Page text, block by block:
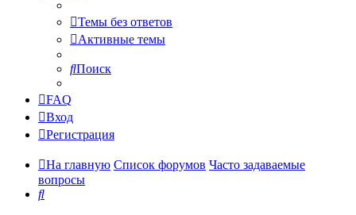
Темы без ответов
Активные темы
Поиск
FAQ
Вход
Регистрация
На главную Список форумов Часто задаваемые
вопросы
Поиск